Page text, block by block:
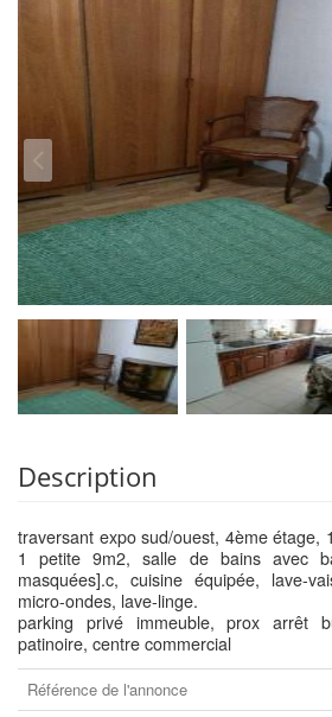
Description
traversant expo sud/ouest, 4ème étage,
1 petite 9m2, salle de bains avec
masquées].c, cuisine équipée, lave-
micro-ondes, lave-linge.
parking privé immeuble, prox arrêt
patinoire, centre commercial
Référence de l'annonce